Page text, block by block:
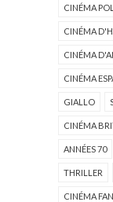
CINÉMA
CINÉMA
CINÉMA
CINÉMA
GIALLO
CINÉMA
ANNÉES 70
THRILLER
CINÉMA